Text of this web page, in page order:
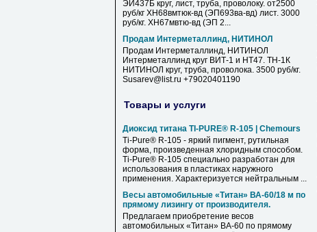
ЭИ437Б круг, лист, труба, проволоку. от2500
руб/кг ХН68вмтюк-вд (ЭП693ва-вд) лист. 3000
руб/кг. ХН67мвтю-вд (ЭП 2...
Продам Интерметаллинд, НИТИНОЛ
Продам Интерметаллинд, НИТИНОЛ
Интерметаллинд круг ВИТ-1 и НТ47. ТН-1К
НИТИНОЛ круг, труба, проволока. 3500 руб/кг.
Susarev@list.ru +79020401190
Товары и услуги
Диоксид титана TI-PURE® R-105 | Chemours
Ti-Pure® R-105 - яркий пигмент, рутильная
форма, произведенная хлоридным способом.
Ti-Pure® R-105 специально разработан для
использования в пластиках наружного
применения. Характеризуется нейтральным ...
Весы aвтомобильные «Титан» ВА-60/18 м по
прямому лизингу от производителя.
Предлагаем приобретение весов
aвтомобильных «Титан» ВА-60 по прямому